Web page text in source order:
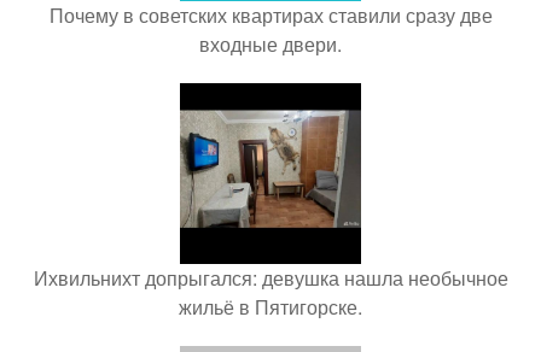
Почему в советских квартирах ставили сразу две
входные двери.
Ихвильнихт допрыгался: девушка нашла необычное
жильё в Пятигорске.